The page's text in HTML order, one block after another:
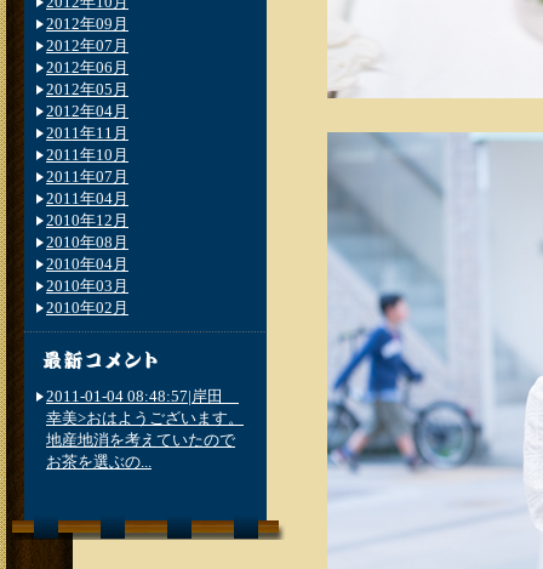
2012年09月
2012年07月
2012年06月
2012年05月
2012年04月
2011年11月
2011年10月
2011年07月
2011年04月
2010年12月
2010年08月
2010年04月
2010年03月
2010年02月
2011-01-04 08:48:57|岸田
幸美>おはようございます。
地産地消を考えていたので
お茶を選ぶの...